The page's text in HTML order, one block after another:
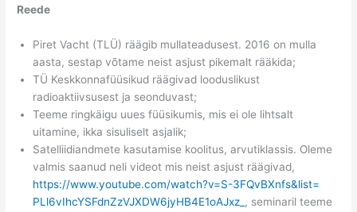
Reede
Piret Vacht (TLÜ) räägib mullateadusest. 2016 on mulla
aasta, sestap võtame neist asjust pikemalt rääkida;
TÜ Keskkonnafüüsikud räägivad looduslikust
radioaktiivsusest ja seonduvast;
Teeme ringkäigu uues füüsikumis, mis ei ole lihtsalt
uitamine, ikka sisuliselt asjalik;
Satelliidiandmete kasutamise koolitus, arvutiklassis. Oleme
valmis saanud neli videot mis neist asjust räägivad,
https://www.youtube.com/watch?v=S-3FQvBXnfs&list=
PLl6vIhcYSFdnZzVJXDW6jyHB4E1oAJxz_ , seminaril teeme